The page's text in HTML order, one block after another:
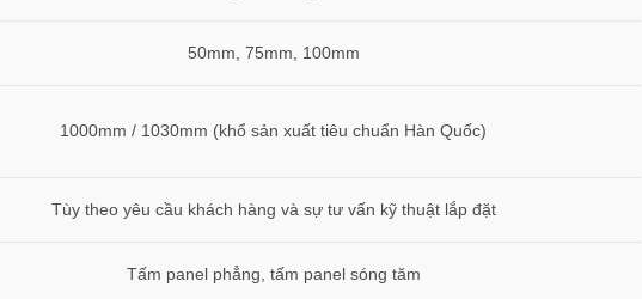
50mm, 75mm, 100mm
1000mm / 1030mm (khổ sản xuất tiêu chuẩn Hàn Quốc)
Tùy theo yêu cầu khách hàng và sự tư vấn kỹ thuật lắp đặt
Tấm panel phẳng, tấm panel sóng tăm